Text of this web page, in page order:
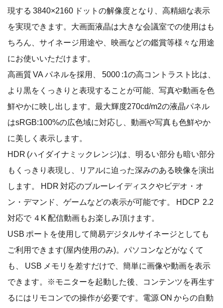
現する 3840×2160 ドットの解像度となり、高精細な表示
を実現できます。大画面液晶は大きな会議室での使用はも
ちろん、サイネージ用途や、映画などの鑑賞等様々な用途
にお使いいただけます。
高画質 VA パネルを採用、 5000 :1の高コントラスト比は、
より黒をくっきりと表現することが可能、写真や動画を色
鮮やかに映し出します。最大輝度270cd/m2の液晶パネル
はsRGB:100%の広色域に対応し、動画や写真も色鮮やか
に美しく表示します。
HDR (ハイダイナミックレンジ)は、明るい部分も暗い部分
もくっきり表現し、リアルに迫った深みのある映像を演出
します。 HDR 対応のブルーレイディスクやビデオ・オ
ン・デマンド、ゲームなどの表示が可能です。 HDCP 2.2
対応で ４K 配信動画もお楽しみ頂けます。
USB ポートを使用して簡易デジタルサイネージとしても
ご利用できます(屋内使用のみ)。パソコンなどがなくて
も、 USB メモリを差すだけで、簡単に画像や動画を表示
できます。※モニターを起動した後、コンテンツを再生す
るにはリモコンでの操作が必要です。電源 ON からの自動